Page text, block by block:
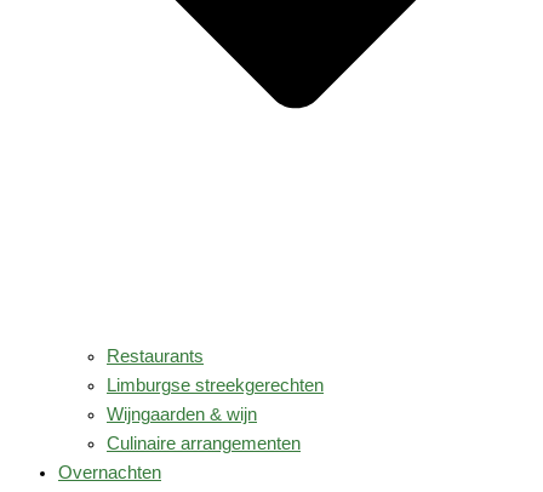
Restaurants
Limburgse streekgerechten
Wijngaarden & wijn
Culinaire arrangementen
Overnachten